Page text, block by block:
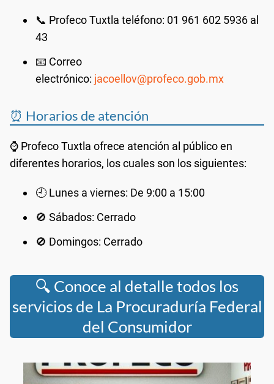
📞 Profeco Tuxtla teléfono: 01 961 602 5936 al
43
📧 Correo
electrónico: jacoellov@profeco.gob.mx
⏰ Horarios de atención
⌚ Profeco Tuxtla ofrece atención al público en
diferentes horarios, los cuales son los siguientes:
🕘 Lunes a viernes: De 9:00 a 15:00
🚫 Sábados: Cerrado
🚫 Domingos: Cerrado
🔍 Conoce al detalle todos los
servicios de La Procuraduría Federal
del Consumidor